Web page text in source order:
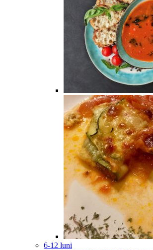
6-12 luni